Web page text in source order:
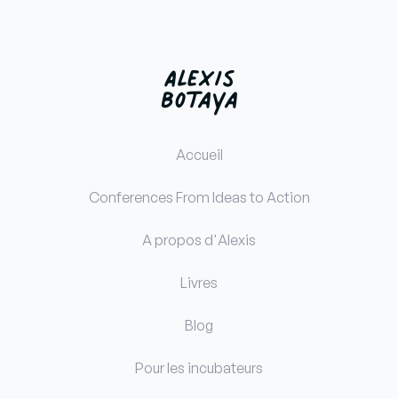
Accueil
Conferences From Ideas to Action
A propos d'Alexis
Livres
Blog
Pour les incubateurs